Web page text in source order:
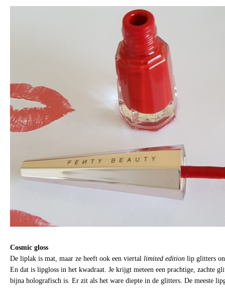
Cosmic gloss
De liplak is mat, maar ze heeft ook een viertal limited edition lip glitters
En dat is lipgloss in het kwadraat. Je krijgt meteen een prachtige, zachte
bijna holografisch is. Er zit als het ware diepte in de glitters. De meeste